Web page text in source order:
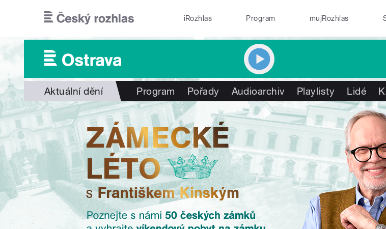
iRozhlas Program mujRozhlas
Aktuální dění Program Pořady Audioarchiv Playlisty Lidé